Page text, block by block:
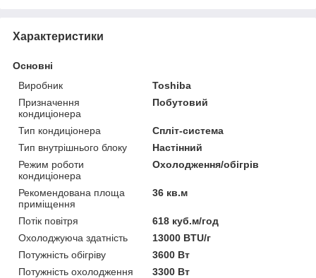
Характеристики
Основні
Виробник
Toshiba
Призначення
кондиціонера
Побутовий
Тип кондиціонера
Спліт-система
Тип внутрішнього блоку
Настінний
Режим роботи
кондиціонера
Охолодження/обігрів
Рекомендована площа
приміщення
36 кв.м
Потік повітря
618 куб.м/год
Охолоджуюча здатність
13000 BTU/г
Потужність обігріву
3600 Вт
Потужність охолодження
3300 Вт